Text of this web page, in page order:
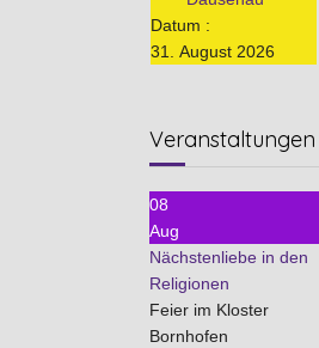
Datum :
31. August 2026
Veranstaltungen
08
Aug
Nächstenliebe in den
Religionen
Feier im Kloster
Bornhofen